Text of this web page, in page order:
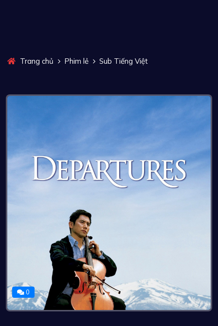
Trang chủ Phim lẻ Sub Tiếng Việt
0